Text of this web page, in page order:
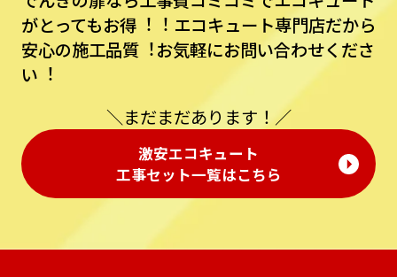
がとってもお得︕︕ エコキュート専⾨店だから
安⼼の施⼯品質︕お気軽にお問い合わせくださ
い︕
＼まだまだあります！／
激安エコキュート
⼯事セット⼀覧はこちら